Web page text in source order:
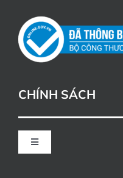
CHÍNH SÁCH
Toggle